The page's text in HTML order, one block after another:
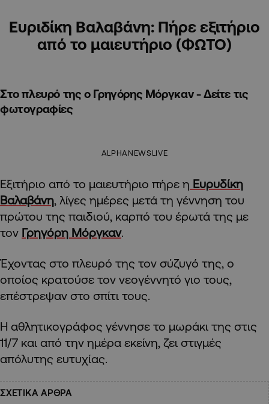
Ευριδίκη Βαλαβάνη: Πήρε εξιτήριο
από το μαιευτήριο (ΦΩΤΟ)
Στο πλευρό της ο Γρηγόρης Μόργκαν - Δείτε τις
φωτογραφίες
ALPHANEWSLIVE
Εξιτήριο από το μαιευτήριο πήρε η Ευρυδίκη
Βαλαβάνη, λίγες ημέρες μετά τη γέννηση του
πρώτου της παιδιού, καρπό του έρωτά της με
τον Γρηγόρη Μόργκαν.
Έχοντας στο πλευρό της τον σύζυγό της, ο
οποίος κρατούσε τον νεογέννητό γιο τους,
επέστρεψαν στο σπίτι τους.
Η αθλητικογράφος γέννησε το μωράκι της στις
11/7 και από την ημέρα εκείνη, ζει στιγμές
απόλυτης ευτυχίας.
ΣΧΕΤΙΚΑ ΑΡΘΡΑ